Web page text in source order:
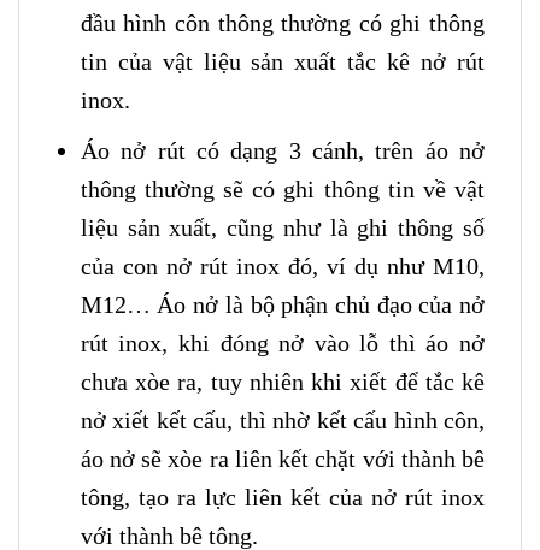
đầu hình côn thông thường có ghi thông
tin của vật liệu sản xuất tắc kê nở rút
inox.
Áo nở rút có dạng 3 cánh, trên áo nở
thông thường sẽ có ghi thông tin về vật
liệu sản xuất, cũng như là ghi thông số
của con nở rút inox đó, ví dụ như M10,
M12… Áo nở là bộ phận chủ đạo của nở
rút inox, khi đóng nở vào lỗ thì áo nở
chưa xòe ra, tuy nhiên khi xiết để tắc kê
nở xiết kết cấu, thì nhờ kết cấu hình côn,
áo nở sẽ xòe ra liên kết chặt với thành bê
tông, tạo ra lực liên kết của nở rút inox
với thành bê tông.